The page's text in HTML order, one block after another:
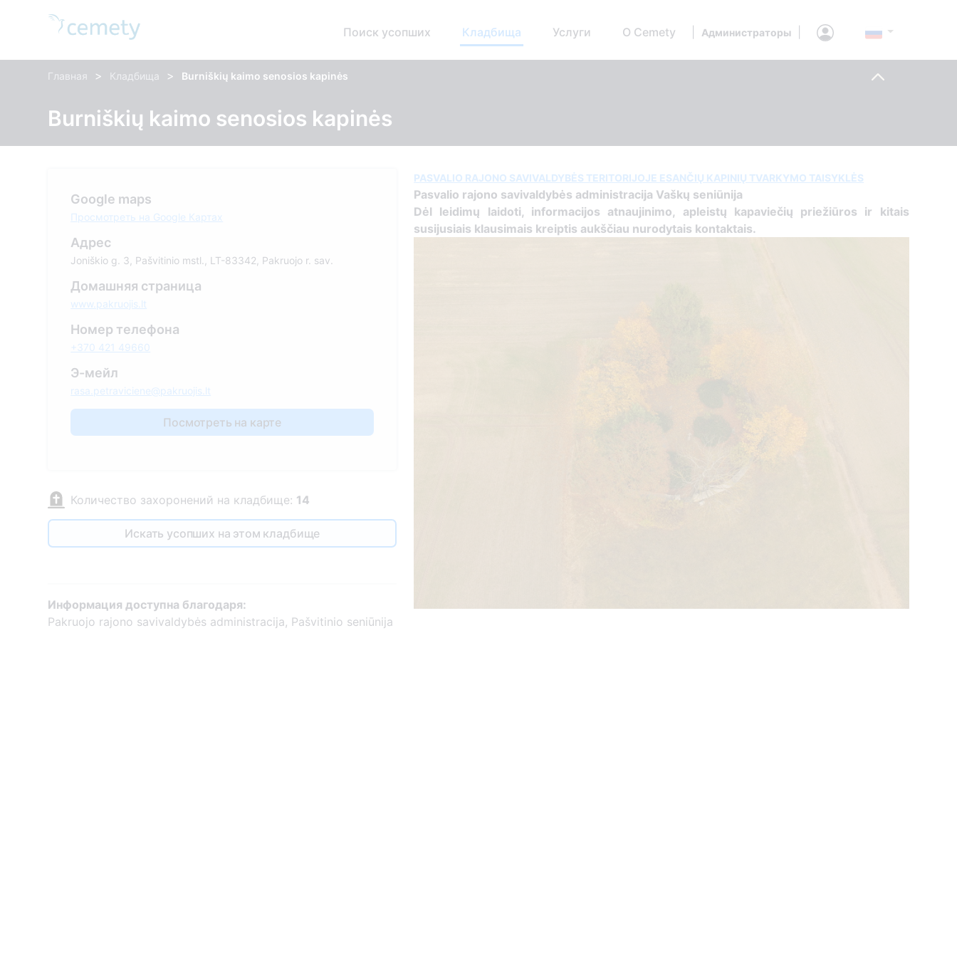
Поиск усопших Кладбища Услуги О Cemety Администраторы
Главная > Кладбища > Burniškių kaimo senosios kapinės
Burniškių kaimo senosios kapinės
Google maps
Просмотреть на Google Картах
Адрес
Joniškio g. 3, Pašvitinio mstl., LT-83342, Pakruojo r. sav.
Домашняя страница
www.pakruojis.lt
Номер телефона
+370 421 49660
Э-мейл
rasa.petraviciene@pakruojis.lt
Посмотреть на карте
Количество захоронений на кладбище: 14
Искать усопших на этом кладбище
Информация доступна благодаря:
Pakruojo rajono savivaldybės administracija, Pašvitinio seniūnija
PASVALIO RAJONO SAVIVALDYBĖS TERITORIJOJE ESANČIŲ KAPINIŲ TVARKYMO TAISYKLĖS
Pasvalio rajono savivaldybės administracija Vaškų seniūnija
Dėl leidimų laidoti, informacijos atnaujinimo, apleistų kapaviečių priežiūros ir kitais
susijusiais klausimais kreiptis aukščiau nurodytais kontaktais.